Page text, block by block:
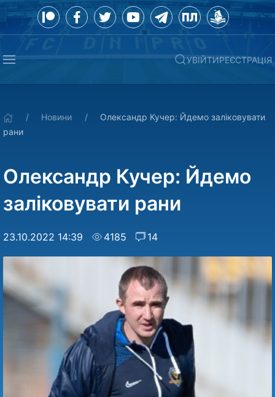
УВІЙТИРЕЄСТРАЦІЯ
Новини
Олександр Кучер: Йдемо заліковувати
рани
Олександр Кучер: Йдемо
заліковувати рани
23.10.2022 14:39 4185 14